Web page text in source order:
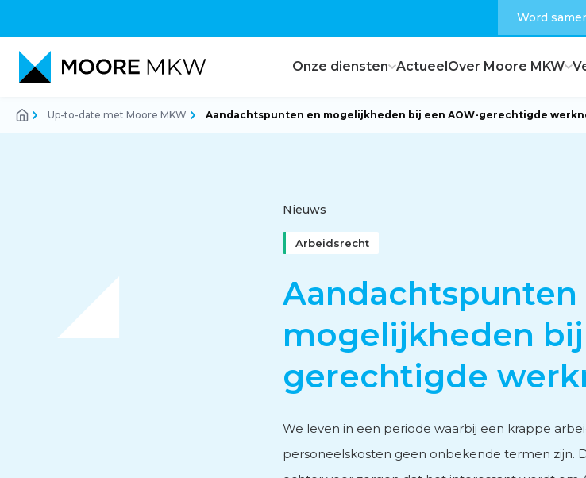
Word
Onze diensten
Corporate finance
Personeels- en salarisadvies
Subsidieadvies
ActueelOver Moore MKW
Feiten en cijfers
Up-to-date met Moore MKW Aandachtspunten en mogelijkheden bij een AOW-gerechtigde
Nieuws
Arbeidsrecht
Aandachtspunten
mogelijkheden
gerechtigde
We leven in een periode waarbij een krappe
personeelskosten geen onbekende termen zijn.